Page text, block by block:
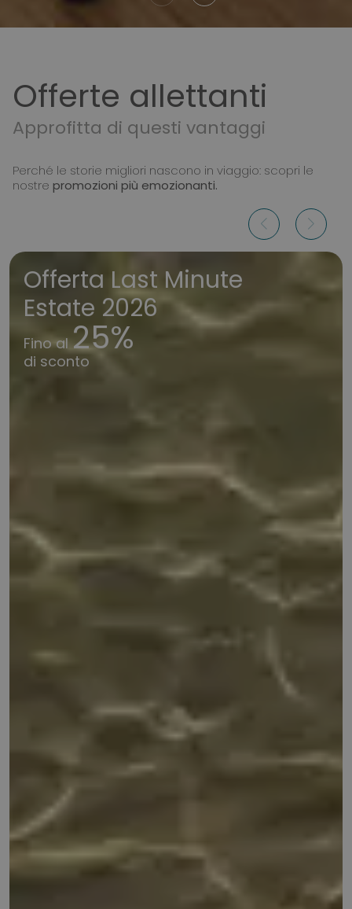
Offerte allettanti
Approfitta di questi vantaggi
Perché le storie migliori nascono in viaggio: scopri le
nostrepromozioni più emozionanti.
Offerta Last Minute
Estate 2026
Fino al25%
di sconto